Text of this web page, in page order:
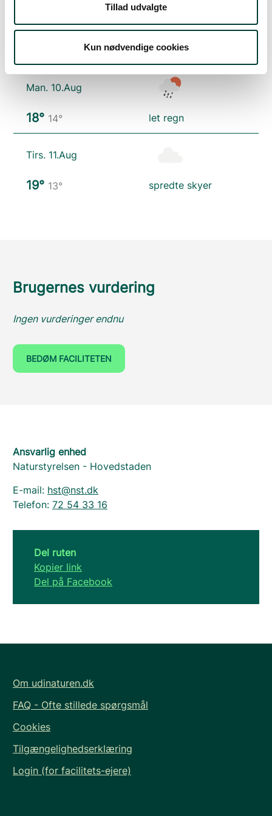
Tillad udvalgte
Kun nødvendige cookies
skydække
Man. 10.Aug
18° 14° let regn
Tirs. 11.Aug
19° 13° spredte skyer
Brugernes vurdering
Ingen vurderinger endnu
BEDØM FACILITETEN
Ansvarlig enhed
Naturstyrelsen - Hovedstaden
E-mail: hst@nst.dk
Telefon: 72 54 33 16
Del ruten
Kopier link
Del på Facebook
Om udinaturen.dk
FAQ - Ofte stillede spørgsmål
Cookies
Tilgængelighedserklæring
Login (for facilitets-ejere)